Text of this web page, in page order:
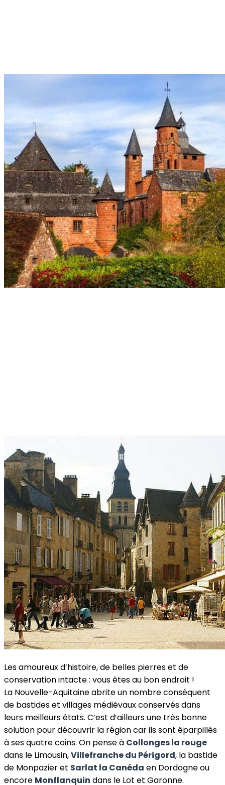
Les amoureux d’histoire, de belles pierres et de
conservation intacte : vous êtes au bon endroit !
La Nouvelle-Aquitaine abrite un nombre conséquent
de bastides et villages médiévaux conservés dans
leurs meilleurs états. C’est d’ailleurs une très bonne
solution pour découvrir la région car ils sont éparpillés
à ses quatre coins. On pense à Collonges la rouge
dans le Limousin,Villefranche du Périgord, la bastide
de Monpazier et Sarlat la Canéda en Dordogne ou
encore Monflanquin dans le Lot et Garonne.